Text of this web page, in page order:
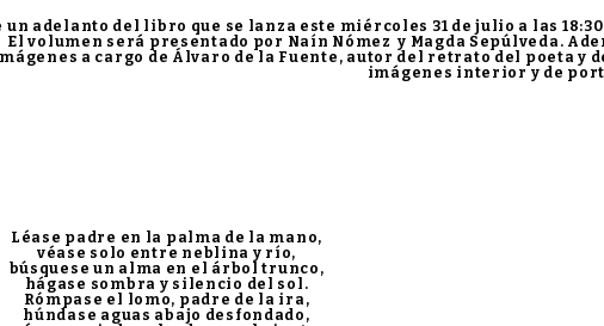
un adelanto del libro que se lanza este miércoles 31 de julio a las
volumen será presentado por Naín Nómez y Magda Sepúlveda.
a cargo de Álvaro de la Fuente, autor del retrato del poeta y
imágenes interior y de
Léase padre en la palma de la mano,
véase solo entre neblina y río,
búsquese un alma en el árbol trunco,
hágase sombra y silencio del sol.
Rómpase el lomo, padre de la ira,
húndase aguas abajo desfondado,